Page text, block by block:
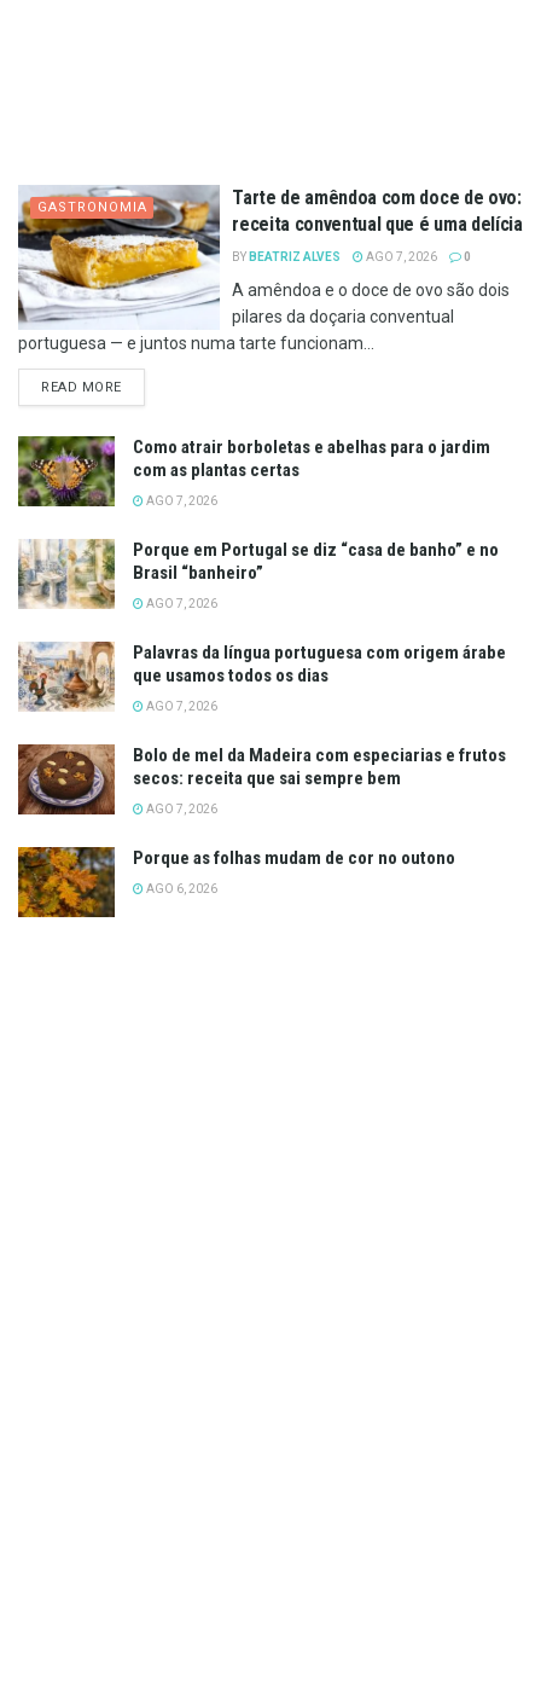
GASTRONOMIA
Tarte de amêndoa com doce de ovo:
receita conventual que é uma delícia
BY BEATRIZ ALVES AGO 7, 2026 0
A amêndoa e o doce de ovo são dois
pilares da doçaria conventual
portuguesa — e juntos numa tarte funcionam...
READ MOREDETAILS
Como atrair borboletas e abelhas para o jardim
com as plantas certas
AGO 7, 2026
Porque em Portugal se diz “casa de banho” e no
Brasil “banheiro”
AGO 7, 2026
Palavras da língua portuguesa com origem árabe
que usamos todos os dias
AGO 7, 2026
Bolo de mel da Madeira com especiarias e frutos
secos: receita que sai sempre bem
AGO 7, 2026
Porque as folhas mudam de cor no outono
AGO 6, 2026